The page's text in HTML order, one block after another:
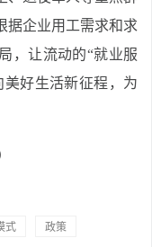
据企业用工需求和求
，让流动的“就业服
好生活新征程，为
式 政策